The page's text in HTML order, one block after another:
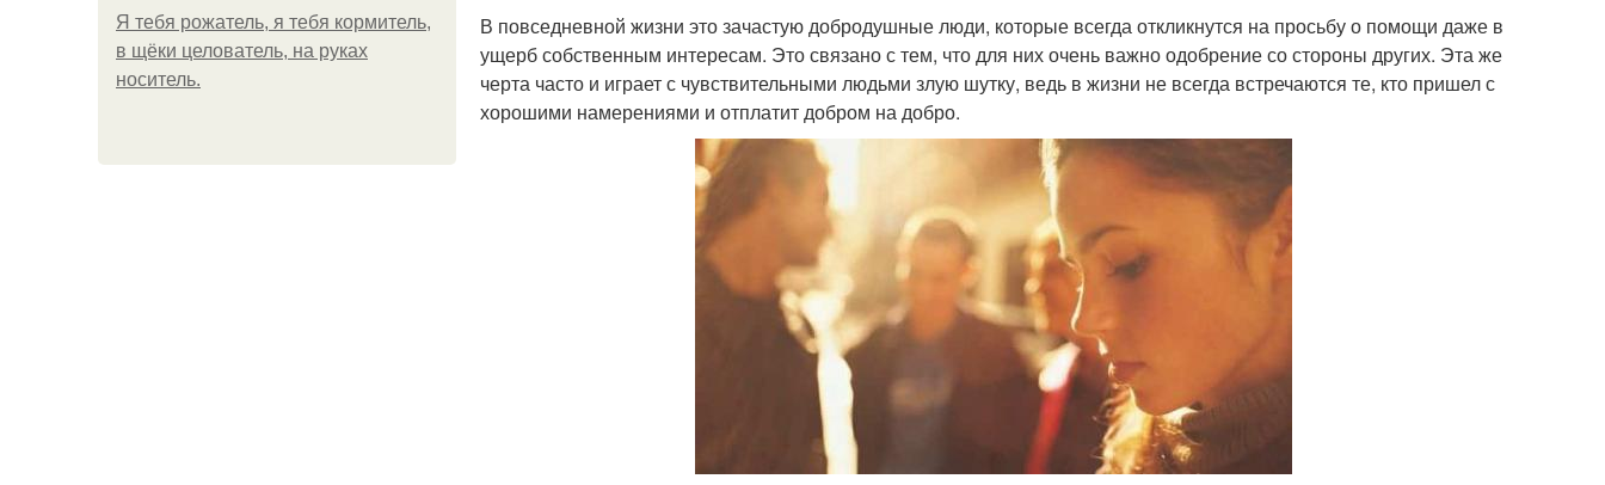
Я тебя рожатель, я тебя кормитель,
в щёки целователь, на руках
носитель.
В повседневной жизни это зачастую добродушные люди, которые всегда откликнутся на просьбу о помощи даже в
ущерб собственным интересам. Это связано с тем, что для них очень важно одобрение со стороны других. Эта же
черта часто и играет с чувствительными людьми злую шутку, ведь в жизни не всегда встречаются те, кто пришел с
хорошими намерениями и отплатит добром на добро.